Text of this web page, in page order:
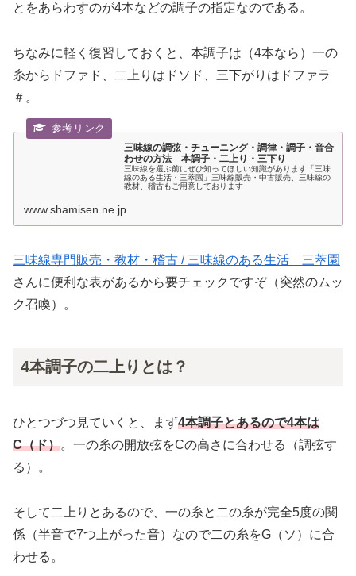
とをあらわすのが4本などの調子の指定なのである。
ちなみに軽く復習しておくと、本調子は（4本なら）一の
糸からドファド、二上りはドソド、三下がりはドファラ
＃。
三味線の調弦・チューニング・調律・調子・音合
わせの方法 本調子・二上り・三下り
三味線を選ぶ前にぜひ知ってほしい知識があります「三味
線のある生活・三萃園」三味線販売・中古販売、三味線の
教材、稽古もご用意しております
www.shamisen.ne.jp
三味線専門販売・教材・稽古 / 三味線のある生活 三萃園
さんに便利な表があるから要チェックですぞ（突然のムッ
ク召喚）。
4本調子の二上りとは？
ひとつづつ見ていくと、まず4本調子とあるので4本は
C（ド）。一の糸の開放弦をCの高さに合わせる（調弦す
る）。
そして二上りとあるので、一の糸と二の糸が完全5度の関
係（半音で7つ上がった音）なので二の糸をG（ソ）に合
わせる。